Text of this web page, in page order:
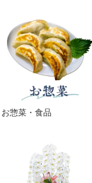
お惣菜・食品